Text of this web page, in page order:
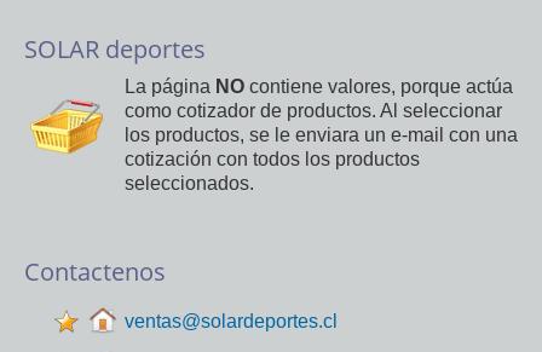
SOLAR deportes
La página NO contiene valores, porque actúa
como cotizador de productos. Al seleccionar
los productos, se le enviara un e-mail con una
cotización con todos los productos
seleccionados.
Contactenos
ventas@solardeportes.cl